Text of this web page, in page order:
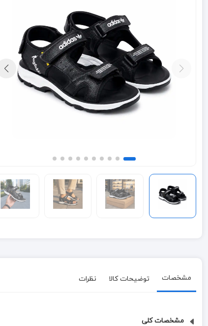
مشخصات توضیحات کالا نظرات
مشخصات کلی